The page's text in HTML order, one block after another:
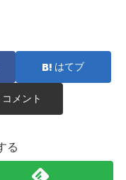
はてブ
コメント
る